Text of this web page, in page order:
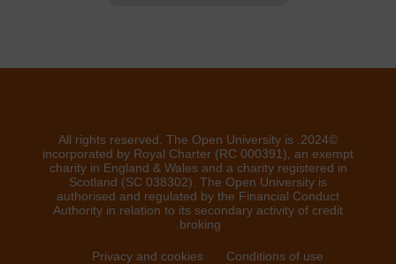
©2024. All rights reserved. The Open University is
incorporated by Royal Charter (RC 000391), an exempt
charity in England & Wales and a charity registered in
Scotland (SC 038302). The Open University is
authorised and regulated by the Financial Conduct
Authority in relation to its secondary activity of credit
broking.
Conditions of use
Privacy and cookies